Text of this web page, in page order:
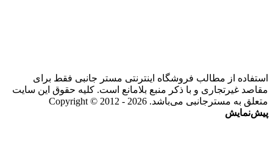
استفاده از مطالب فروشگاه اینترنتی مستر جانبی فقط برای
مقاصد غیرتجاری و با ذکر منبع بلامانع است. کلیه حقوق این سایت
متعلق به مسترجانبی می‌باشد. Copyright © 2012 - 2026
پیش‌نمایش